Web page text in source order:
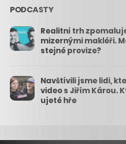
PODCASTY
Realitní trh
mizernými makléři.
stejné provize?
Navštívili jsme lidi,
video s Jiřím Károu.
ujeté hře